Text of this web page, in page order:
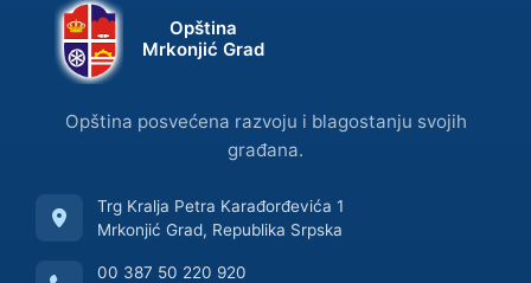
Opština
Mrkonjić Grad
Opština posvećena razvoju i blagostanju svojih
građana.
Trg Kralja Petra Karađorđevića 1
Mrkonjić Grad, Republika Srpska
00 387 50 220 920